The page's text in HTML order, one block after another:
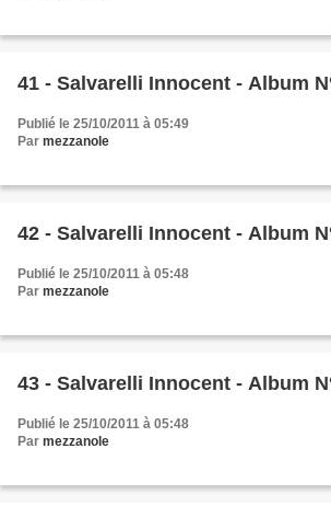
41 - Salvarelli Innocent - Album
Publié le 25/10/2011 à 05:49
Par mezzanole
42 - Salvarelli Innocent - Album
Publié le 25/10/2011 à 05:48
Par mezzanole
43 - Salvarelli Innocent - Album
Publié le 25/10/2011 à 05:48
Par mezzanole